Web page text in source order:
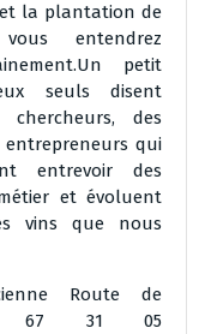
la plantation de
entendrez
petit
seuls disent
des
qui
entrevoir des
et évoluent
vins que nous
Route de
67 31 05